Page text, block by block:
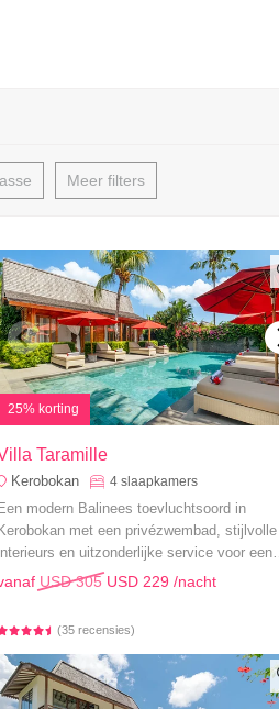
Meer filters
25% korting
Taramille
Kerobokan 4 slaapkamers
Een modern Balinees toevluchtsoord in
Kerobokan met een privézwembad, stijlvolle
en uitzonderlijke service voor een
onvergetelijke luxe vakantie.
USD 305 USD 229 /nacht
(35 recensies)